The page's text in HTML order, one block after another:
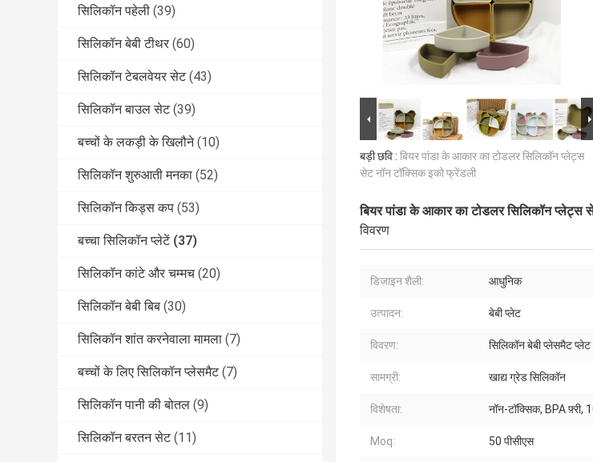
सिलिकॉन पहेली (39)
सिलिकॉन बेबी टीथर (60)
सिलिकॉन टेबलवेयर सेट (43)
सिलिकॉन बाउल सेट (39)
बच्चों के लकड़ी के खिलौने (10)
सिलिकॉन शुरुआती मनका (52)
सिलिकॉन किड्स कप (53)
बच्चा सिलिकॉन प्लेटें (37)
सिलिकॉन कांटे और चम्मच (20)
सिलिकॉन बेबी बिब (30)
सिलिकॉन शांत करनेवाला मामला (7)
बच्चों के लिए सिलिकॉन प्लेसमैट (7)
सिलिकॉन पानी की बोतल (9)
सिलिकॉन बरतन सेट (11)
बड़ी छवि : बियर पांडा के आकार का टोडलर सिलिकॉन प्लेट्स
सेट नॉन टॉक्सिक इको फ्रेंडली
बियर पांडा के आकार का टोडलर सिलिकॉन प्लेट्स
विवरण
डिजाइन शैली: आधुनिक
उत्पादन: बेबी प्लेट
विवरण: सिलिकॉन बेबी प्लेसमैट प्लेट
सामग्री: खाद्य ग्रेड सिलिकॉन
विशेषता: नॉन-टॉक्सिक, BPA फ़्री,
Moq: 50 पीसीएस